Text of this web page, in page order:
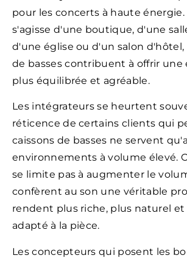
pour les concerts à haute énergie.
s'agisse d'une boutique, d'une
d'une église ou d'un salon d'hôtel,
de basses contribuent à offrir une
plus équilibrée et agréable.
Les intégrateurs se heurtent
réticence de certains clients qui
caissons de basses ne servent
environnements à volume élevé.
se limite pas à augmenter le
confèrent au son une véritable
rendent plus riche, plus naturel
adapté à la pièce.
Les concepteurs qui posent les